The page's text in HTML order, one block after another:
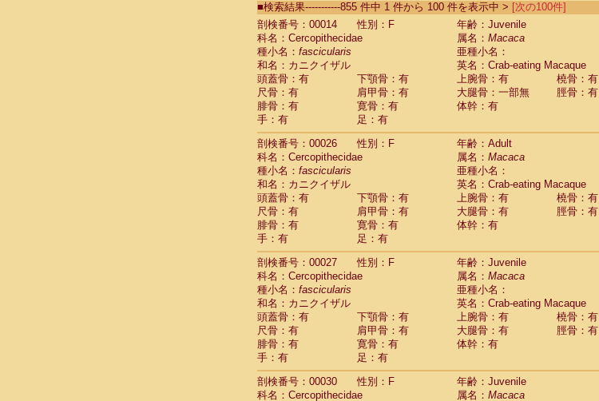
CebidaeSaguinus labiatus(0)
Cebidae Saguinus leucopus (2)
CebidaeSaguinus midas
CebidaeSaguinus mystax
CebidaeSaguinus nigricollis (22)
Cebidae Saguinus oedipus
Cebidae Saguinus weddelli
Cebidae Saguinusspp.
Cebidae Aotus trivirgatus
Cebidae Cebus albifrons
CebidaeCebus apella
CebidaeCebus capucinus
CebidaeCebus nigrivittatus
Cebidae Cebusspp.(0)
Cebidae Saimiri boliviensis
Cebidae Saimiri sciureus
Atelidae Alouatta caraya
AtelidaeAlouatta fusca
Atelidae Alouatta seniculus
AtelidaeAlouatta
AtelidaeAteles belzebuth
Atelidae Ateles geoffroyi
Atelidae Ateles paniscus
Atelidae Atelesspp.
Atelidae Lagothrix lagothricha
AtelidaeLagothrix lagothricha cana(0)
Pitheciidae Cacajao calvus rubicundus(0)
PitheciidaeCallicebus cupreus
■検索結果-----------855 件中 1 件から 100 件を表示中 > [次の100件]
剖検番号：00014
性別：F
年齢：Juvenile
科名：Cercopithecidae
属名： Macaca
種小名： fascicularis
亜種小名：
和名：カニクイザル
英名：Crab-eating Macaque
頭蓋骨：有
下顎骨：有 上腕骨：有
橈骨：有
尺骨：有
肩甲骨：有 大腿骨：一部無
脛骨：有
腓骨：有
寛骨：有
体幹：有
手：有
足：有
剖検番号：00026
性別：F
年齢：Adult
科名：Cercopithecidae
属名： Macaca
種小名： fascicularis
亜種小名：
和名：カニクイザル
英名：Crab-eating Macaque
頭蓋骨：有
下顎骨：有 上腕骨：有
橈骨：有
尺骨：有
肩甲骨：有 大腿骨：有
脛骨：有
腓骨：有
寛骨：有
体幹：有
手：有
足：有
剖検番号：00027
性別：F
年齢：Juvenile
科名：Cercopithecidae
属名： Macaca
種小名： fascicularis
亜種小名：
和名：カニクイザル
英名：Crab-eating Macaque
頭蓋骨：有
下顎骨：有 上腕骨：有
橈骨：有
尺骨：有
肩甲骨：有 大腿骨：有
脛骨：有
腓骨：有
寛骨：有
体幹：有
手：有
足：有
剖検番号：00030
性別：F
年齢：Juvenile
科名：Cercopithecidae
属名： Macaca